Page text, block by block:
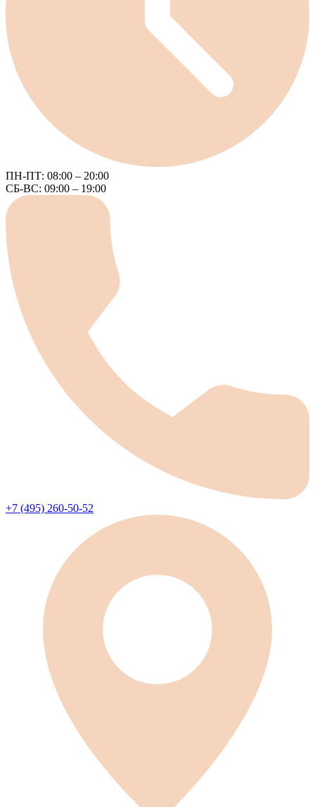
ПН-ПТ: 08:00 – 20:00
СБ-ВС: 09:00 – 19:00
+7 (495) 260-50-52